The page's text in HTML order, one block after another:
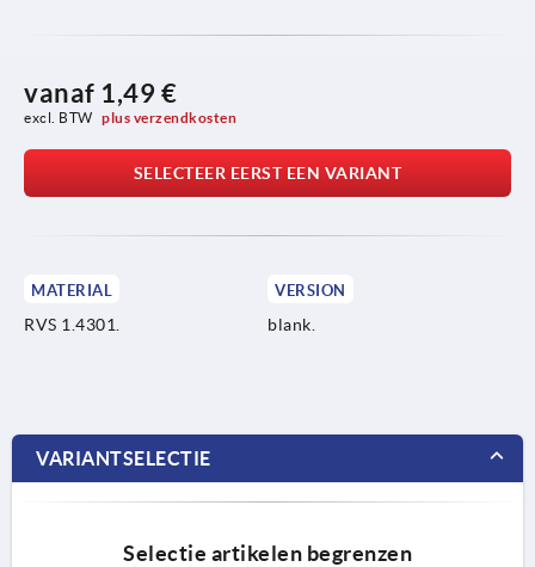
vanaf 1,49 €
excl. BTW plus verzendkosten
SELECTEER EERST EEN VARIANT
MATERIAL
RVS 1.4301.
VERSION
blank.
VARIANTSELECTIE
Selectie artikelen begrenzen